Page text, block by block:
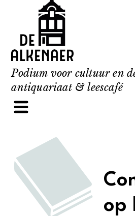
content
Podium voor cultuur en
antiquariaat & leescafé
op